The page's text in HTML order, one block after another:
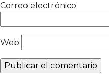
Correo electrónico
Web